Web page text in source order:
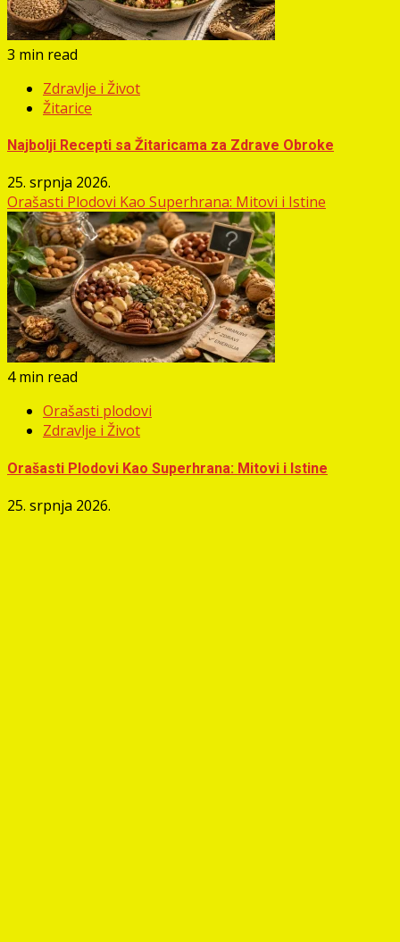
3 min read
Zdravlje i Život
Žitarice
Najbolji Recepti sa Žitaricama za Zdrave Obroke
25. srpnja 2026.
Orašasti Plodovi Kao Superhrana: Mitovi i Istine
4 min read
Orašasti plodovi
Zdravlje i Život
Orašasti Plodovi Kao Superhrana: Mitovi i Istine
25. srpnja 2026.